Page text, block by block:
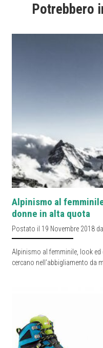
Potrebbero
Alpinismo al
donne in alta quota
Postato il 19 Novembre 2018 da
Alpinismo al femminile, look
cercano nell’abbigliamento da